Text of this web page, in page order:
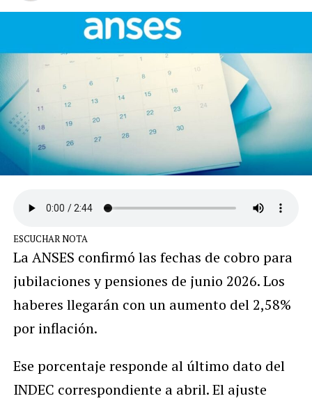
ESCUCHAR NOTA
La ANSES confirmó las fechas de cobro para
jubilaciones y pensiones de junio 2026. Los
haberes llegarán con un aumento del 2,58%
por inflación.
Ese porcentaje responde al último dato del
INDEC correspondiente a abril. El ajuste